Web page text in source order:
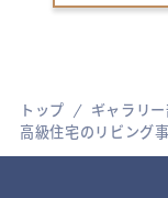
トップ
ギャラリ
高級住宅のリビング